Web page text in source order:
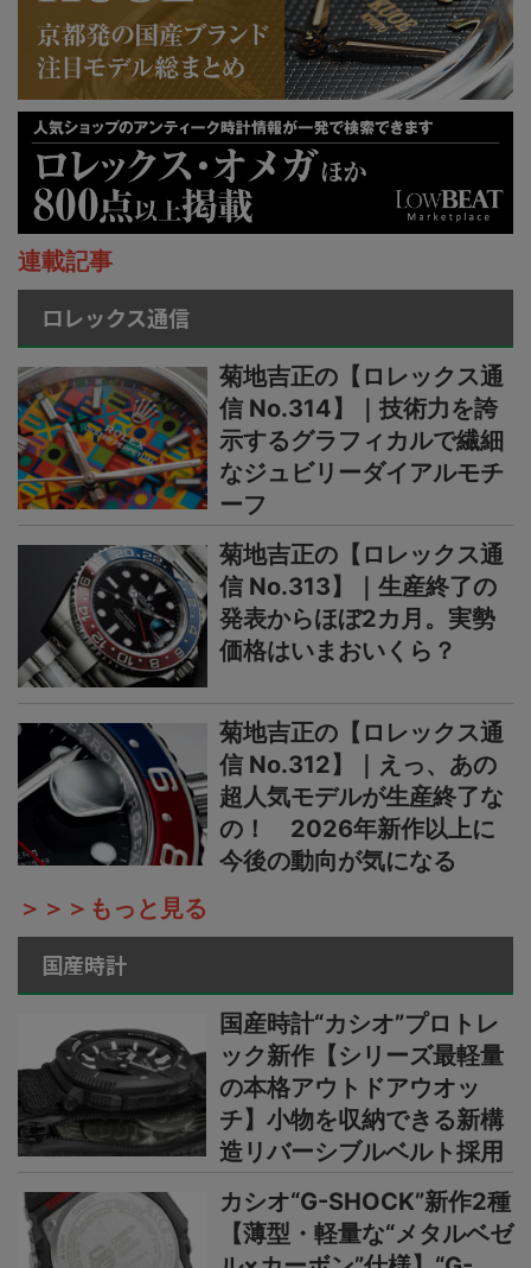
連載記事
ロレックス通信
菊地吉正の【ロレックス通
信 No.314】｜技術力を誇
示するグラフィカルで繊細
なジュビリーダイアルモチ
ーフ
菊地吉正の【ロレックス通
信 No.313】｜生産終了の
発表からほぼ2カ月。実勢
価格はいまおいくら？
菊地吉正の【ロレックス通
信 No.312】｜えっ、あの
超人気モデルが生産終了な
の！ 2026年新作以上に
今後の動向が気になる
＞＞＞もっと見る
国産時計
国産時計“カシオ”プロトレ
ック新作【シリーズ最軽量
の本格アウトドアウオッ
チ】小物を収納できる新構
造リバーシブルベルト採用
カシオ“G-SHOCK”新作2種
【薄型・軽量な“メタルベゼ